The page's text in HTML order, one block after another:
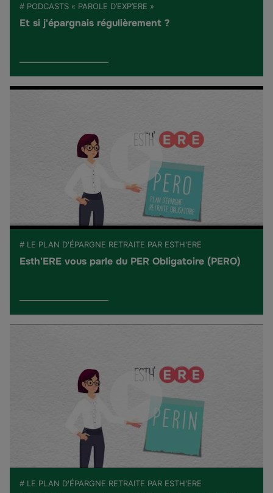
# PODCASTS « PAROLE D’EXP’ERE »
Et si j'épargnais régulièrement ?
# LE PLAN D'ÉPARGNE RETRAITE PAR ESTH'ERE
Esth'ERE vous parle du PER Obligatoire (PERO)
# LE PLAN D'ÉPARGNE RETRAITE PAR ESTH'ERE